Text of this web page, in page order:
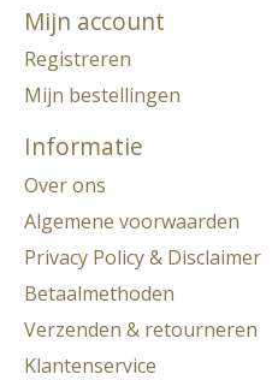
Mijn account
Registreren
Mijn bestellingen
Informatie
Over ons
Algemene voorwaarden
Privacy Policy & Disclaimer
Betaalmethoden
Verzenden & retourneren
Klantenservice